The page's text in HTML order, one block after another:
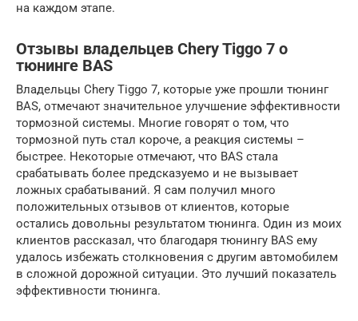
на каждом этапе.
Отзывы владельцев Chery Tiggo 7 о
тюнинге BAS
Владельцы Chery Tiggo 7, которые уже прошли тюнинг
BAS, отмечают значительное улучшение эффективности
тормозной системы. Многие говорят о том, что
тормозной путь стал короче, а реакция системы –
быстрее. Некоторые отмечают, что BAS стала
срабатывать более предсказуемо и не вызывает
ложных срабатываний. Я сам получил много
положительных отзывов от клиентов, которые
остались довольны результатом тюнинга. Один из моих
клиентов рассказал, что благодаря тюнингу BAS ему
удалось избежать столкновения с другим автомобилем
в сложной дорожной ситуации. Это лучший показатель
эффективности тюнинга.